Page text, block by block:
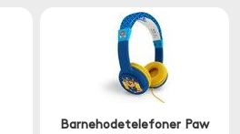
Barnehodetelefoner Paw